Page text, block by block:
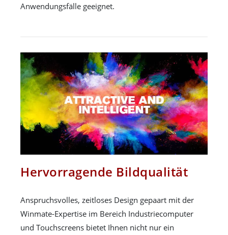
Anwendungsfälle geeignet.
Hervorragende Bildqualität
Anspruchsvolles, zeitloses Design gepaart mit der
Winmate-Expertise im Bereich Industriecomputer
und Touchscreens bietet Ihnen nicht nur ein